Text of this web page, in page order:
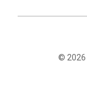
© 2026